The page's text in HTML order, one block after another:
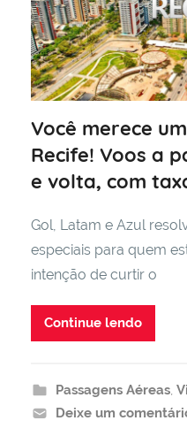
Você merece
Recife! Voos a
e volta, com
Gol, Latam e Azul
especiais para quem
intenção de curtir o
Continue lendo
Passagens Aéreas,
Deixe um